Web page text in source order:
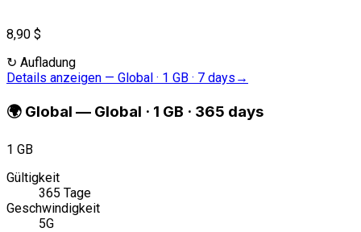
8,90 $
↻ Aufladung
Details anzeigen — Global · 1 GB · 7 days →
🌍 Global — Global · 1 GB · 365 days
1 GB
Gültigkeit
365 Tage
Geschwindigkeit
5G